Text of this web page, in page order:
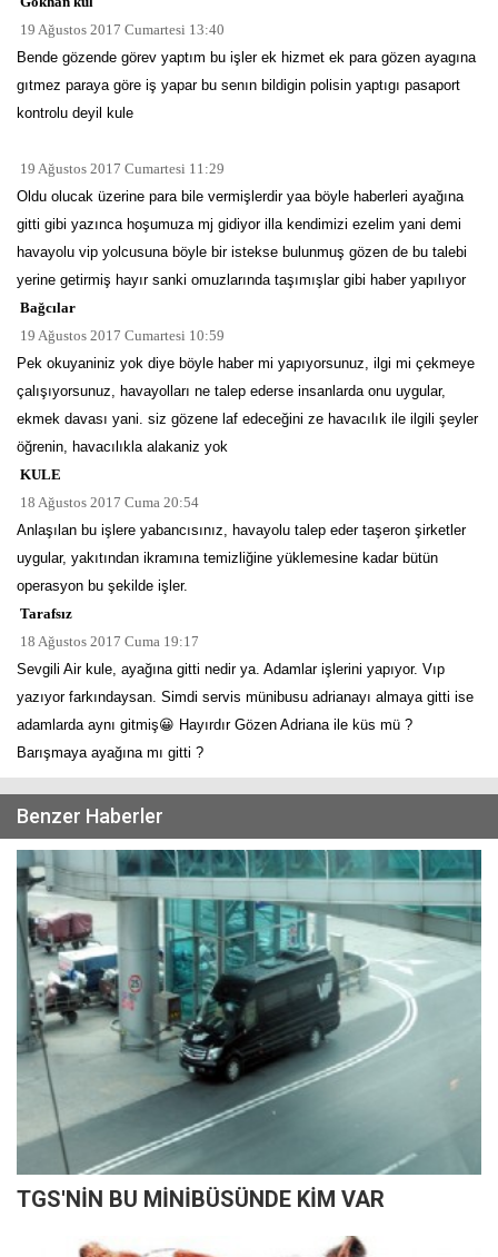
19 Ağustos 2017 Cumartesi 13:40
Bende gözende görev yaptım bu işler ek hizmet ek para gözen ayagına
gıtmez paraya göre iş yapar bu senın bildigin polisin yaptıgı pasaport
kontrolu deyil kule
19 Ağustos 2017 Cumartesi 11:29
Oldu olucak üzerine para bile vermişlerdir yaa böyle haberleri ayağına
gitti gibi yazınca hoşumuza mj gidiyor illa kendimizi ezelim yani demi
havayolu vip yolcusuna böyle bir istekse bulunmuş gözen de bu talebi
yerine getirmiş hayır sanki omuzlarında taşımışlar gibi haber yapılıyor
Bağcılar
19 Ağustos 2017 Cumartesi 10:59
Pek okuyaniniz yok diye böyle haber mi yapıyorsunuz, ilgi mi çekmeye
çalışıyorsunuz, havayolları ne talep ederse insanlarda onu uygular,
ekmek davası yani. siz gözene laf edeceğini ze havacılık ile ilgili şeyler
öğrenin, havacılıkla alakaniz yok
KULE
18 Ağustos 2017 Cuma 20:54
Anlaşılan bu işlere yabancısınız, havayolu talep eder taşeron şirketler
uygular, yakıtından ikramına temizliğine yüklemesine kadar bütün
operasyon bu şekilde işler.
Tarafsız
18 Ağustos 2017 Cuma 19:17
Sevgili Air kule, ayağına gitti nedir ya. Adamlar işlerini yapıyor. Vıp
yazıyor farkındaysan. Simdi servis münibusu adrianayı almaya gitti ise
adamlarda aynı gitmiş😀 Hayırdır Gözen Adriana ile küs mü ?
Barışmaya ayağına mı gitti ?
Benzer Haberler
TGS'NİN BU MİNİBÜSÜNDE KİM VAR